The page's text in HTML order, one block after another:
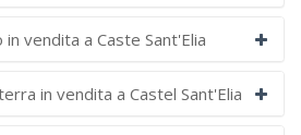
vendita a Caste Sant'Elia
in vendita a Castel Sant'Elia